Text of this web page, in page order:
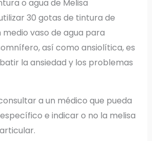
o agua de Melisa
30 gotas de tintura de
medio vaso de agua para
así como ansiolítica, es
la ansiedad y los problemas
a un médico que pueda
e indicar o no la melisa